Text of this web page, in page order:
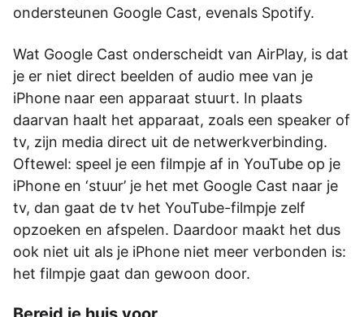
ondersteunen­­­ Google Cast, evenals Spotify.
Wat Google Cast onderscheidt van AirPlay, is dat
je er niet direct beelden of audio mee van je
iPhone­­­ naar een apparaat stuurt. In plaats
daarvan­­­ haalt het apparaat, zoals een speaker of
tv, zijn media direct uit de netwerkverbinding.
Oftewel: speel je een filmpje af in YouTube op je
iPhone en ‘stuur’ je het met Google Cast naar je
tv, dan gaat de tv het YouTube-filmpje zelf
opzoeken­­­ en afspelen. Daardoor maakt het dus
ook niet uit als je iPhone niet meer verbonden is:
het filmpje gaat dan gewoon door.